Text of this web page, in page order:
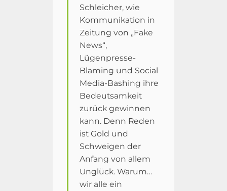
Schleicher, wie
Kommunikation in
Zeitung von „Fake
News“,
Lügenpresse-
Blaming und Social
Media-Bashing ihre
Bedeutsamkeit
zurück gewinnen
kann. Denn Reden
ist Gold und
Schweigen der
Anfang von allem
Unglück. Warum…
wir alle ein